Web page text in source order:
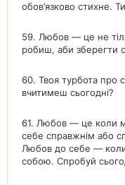
обов’язково стихне.
59. Любов — це не
робиш, аби зберегти
60. Твоя турбота про
вчитимеш сьогодні?
61. Любов — це коли
себе справжнім або
Любов до себе — коли
собою. Спробуй